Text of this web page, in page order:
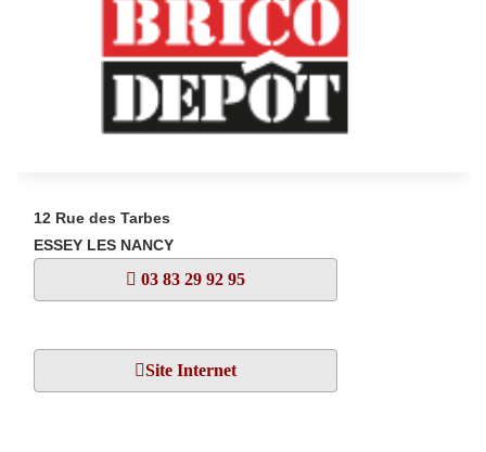
12 Rue des Tarbes
ESSEY LES NANCY
03 83 29 92 95
Site Internet